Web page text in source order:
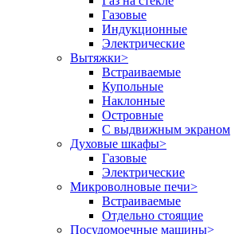
Газовые
Индукционные
Электрические
Вытяжки>
Встраиваемые
Купольные
Наклонные
Островные
С выдвижным экраном
Духовые шкафы>
Газовые
Электрические
Микроволновые печи>
Встраиваемые
Отдельно стоящие
Посудомоечные машины>